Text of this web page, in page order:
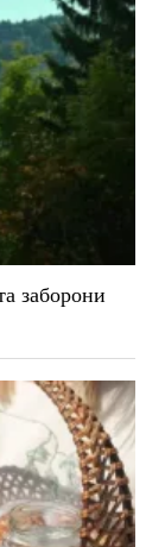
заборони